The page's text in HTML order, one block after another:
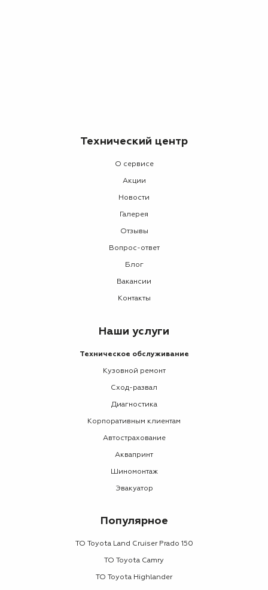
Технический центр
О сервисе
Акции
Новости
Галерея
Отзывы
Вопрос-ответ
Блог
Вакансии
Контакты
Наши услуги
Техническое обслуживание
Кузовной ремонт
Сход-развал
Диагностика
Корпоративным клиентам
Автострахование
Аквапринт
Шиномонтаж
Эвакуатор
Популярное
ТО Toyota Land Cruiser Prado 150
ТО Toyota Camry
ТО Toyota Highlander